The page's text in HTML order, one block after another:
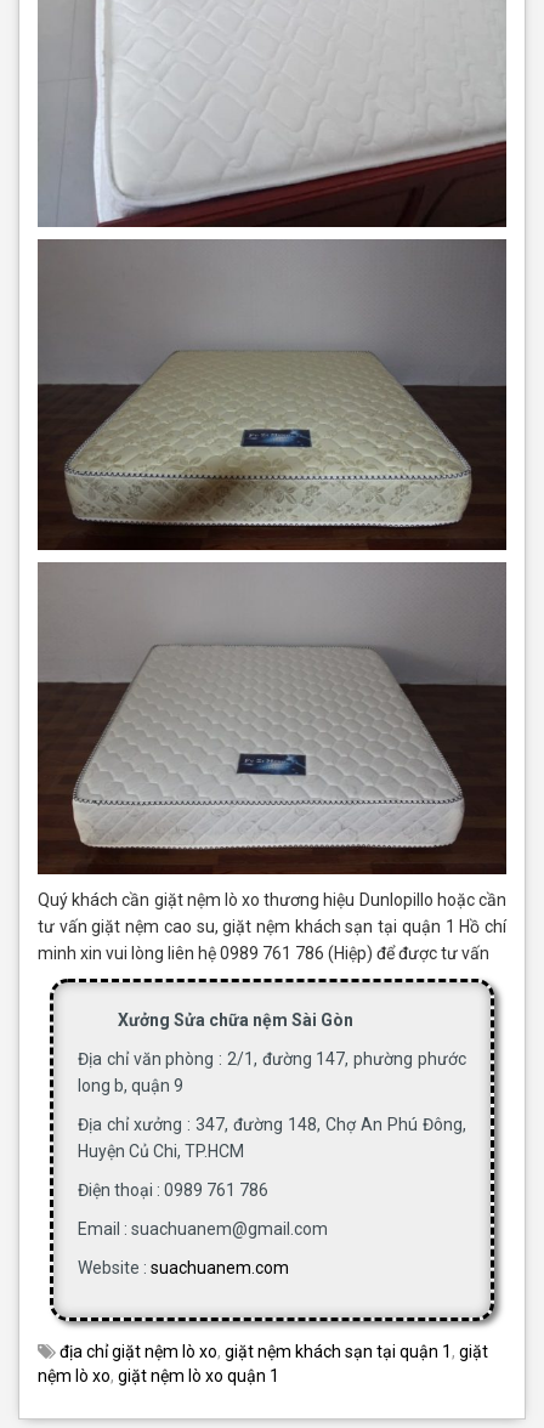
Quý khách cần giặt nệm lò xo thương hiệu Dunlopillo hoặc cần
tư vấn giặt nệm cao su, giặt nệm khách sạn tại quận 1 Hồ chí
minh xin vui lòng liên hệ 0989 761 786 (Hiệp) để được tư vấn
Xưởng Sửa chữa nệm Sài Gòn
Địa chỉ văn phòng : 2/1, đường 147, phường phước
long b, quận 9
Địa chỉ xưởng : 347, đường 148, Chợ An Phú Đông,
Huyện Củ Chi, TP.HCM
Điện thoại : 0989 761 786
Email : suachuanem@gmail.com
Website : suachuanem.com
địa chỉ giặt nệm lò xo, giặt nệm khách sạn tại quận 1 , giặt
nệm lò xo, giặt nệm lò xo quận 1